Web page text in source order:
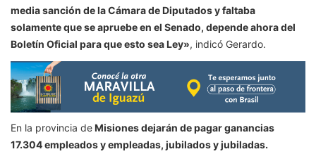
media sanción de la Cámara de Diputados y faltaba
solamente que se apruebe en el Senado, depende ahora del
Boletín Oficial para que esto sea Ley», indicó Gerardo.
En la provincia deMisiones dejarán de pagar ganancias
17.304 empleados y empleadas, jubilados y jubiladas.